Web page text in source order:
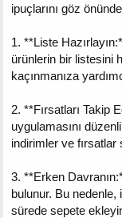
ipuçlarını göz
1. **Liste
ürünlerin bir listesini
kaçınmanıza
2. **Fırsatları Takip
uygulamasını
indirimler ve fırsatlar
3. **Erken
bulunur. Bu nedenle,
sürede sepete